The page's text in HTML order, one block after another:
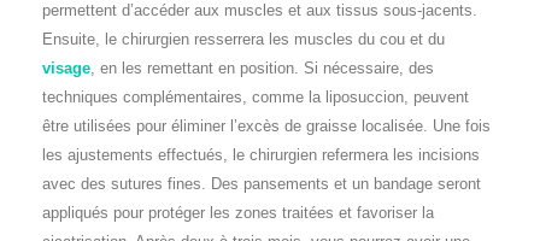
permettent d’accéder aux muscles et aux tissus sous-jacents.
Ensuite, le chirurgien resserrera les muscles du cou et du
visage, en les remettant en position. Si nécessaire, des
techniques complémentaires, comme la liposuccion, peuvent
être utilisées pour éliminer l’excès de graisse localisée. Une fois
les ajustements effectués, le chirurgien refermera les incisions
avec des sutures fines. Des pansements et un bandage seront
appliqués pour protéger les zones traitées et favoriser la